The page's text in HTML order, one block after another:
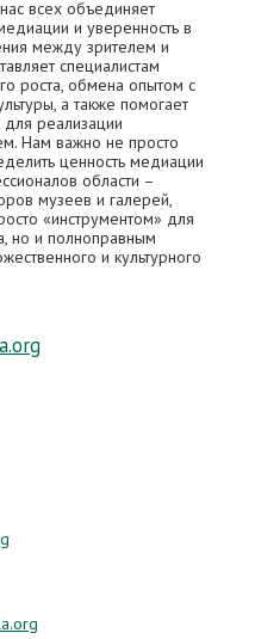
всех объединяет
и уверенность в
между зрителем и
специалистам
роста, обмена опытом с
а также помогает
для реализации
Нам важно не просто
ценность медиации
области –
музеев и галерей,
«инструментом» для
но и полноправным
и культурного